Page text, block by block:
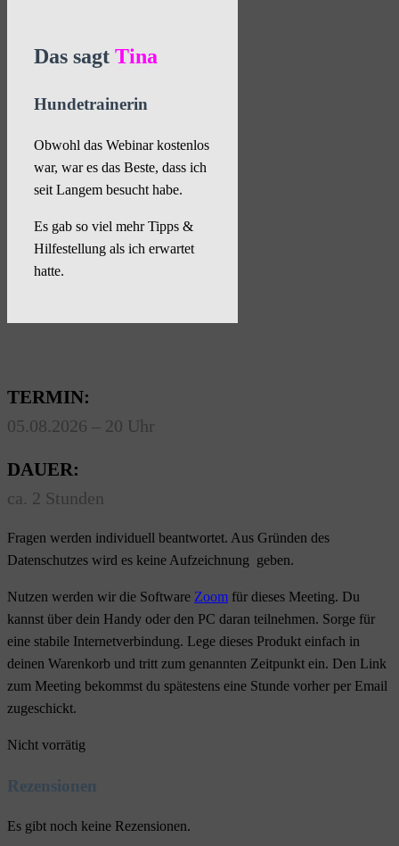
Das sagt Tina
Hundetrainerin
Obwohl das Webinar kostenlos
war, war es das Beste, dass ich
seit Langem besucht habe.
Es gab so viel mehr Tipps &
Hilfestellung als ich erwartet
hatte.
TERMIN:
05.08.2026 – 20 Uhr
DAUER:
ca. 2 Stunden
Fragen werden individuell beantwortet. Aus Gründen des
Datenschutzes wird es keine Aufzeichnung geben.
Nutzen werden wir die Software Zoom für dieses Meeting. Du
kannst über dein Handy oder den PC daran teilnehmen. Sorge für
eine stabile Internetverbindung. Lege dieses Produkt einfach in
deinen Warenkorb und tritt zum genannten Zeitpunkt ein. Den Link
zum Meeting bekommst du spätestens eine Stunde vorher per Email
zugeschickt.
Nicht vorrätig
Rezensionen
Es gibt noch keine Rezensionen.